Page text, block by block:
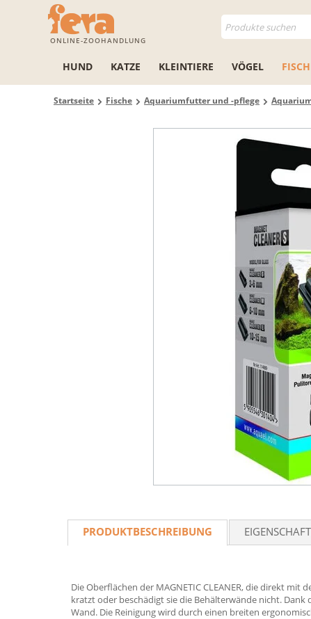
ONLINE-ZOOHANDLUNG
HUND KATZE KLEINTIERE VÖGEL
Startseite Fische Aquariumfutter und -pflege
PRODUKTBESCHREIBUNG
Die Oberflächen der MAGNETIC CLEANER, die direkt
kratzt oder beschädigt sie die Behälterwände nicht.
Wand. Die Reinigung wird durch einen breiten